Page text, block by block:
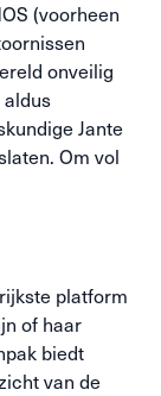
(voorheen
onveilig
aldus
Jante
Om vol
platform
of haar
biedt
van de